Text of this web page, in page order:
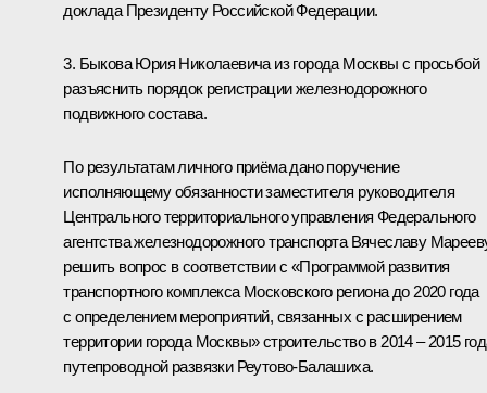
доклада Президенту Российской Федерации.
3. Быкова Юрия Николаевича из города Москвы с просьбой
разъяснить порядок регистрации железнодорожного
подвижного состава.
По результатам личного приёма дано поручение
исполняющему обязанности заместителя руководителя
Центрального территориального управления Федерального
агентства железнодорожного транспорта Вячеславу
решить вопрос в соответствии с «Программой развития
транспортного комплекса Московского региона до 2020 года
с определением мероприятий, связанных с расширением
территории города Москвы» строительство в 2014 – 2015
путепроводной развязки Реутово-Балашиха.